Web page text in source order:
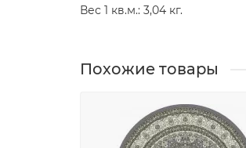
Вес 1 кв.м.: 3,04 кг.
Похожие товары